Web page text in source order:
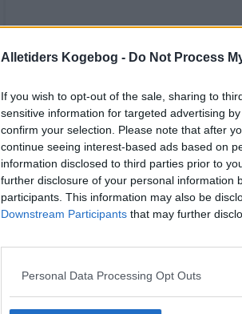
Alletiders Kogebog - Do Not Process
If you wish to opt-out of the sale, sharing to
sensitive information for targeted advertising
confirm your selection. Please note that after
continue seeing interest-based ads based on
information disclosed to third parties prior to
further disclosure of your personal information
participants. This information may also be
Downstream Participants that may further
Personal Data Processing Opt Outs
Kommentar fra:
Kommentar:
Kommentarer
anonym-2008-12-02 03:43:34
hvad er det man skal bruge melet til?